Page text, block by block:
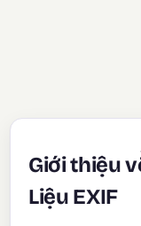
Giới thiệu
Liệu EXIF